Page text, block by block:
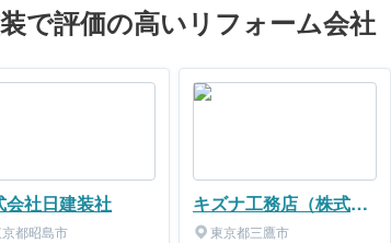
で評価の高いリフォーム会社
会社日建装社
京都昭島市
キズナ工務店（株式会
社YKT）
東京都三鷹市